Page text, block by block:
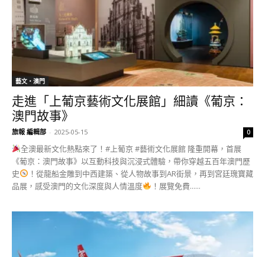
藝文‧澳門
走進「上葡京藝術文化展館」細讀《葡京：
澳門故事》
旅報 編輯部 - 2025-05-15 0
全澳最新文化熱點來了！#上葡京 #藝術文化展館 隆重開幕，首展
《葡京：澳門故事》以互動科技與沉浸式體驗，帶你穿越五百年澳門歷
史
！從龍船金雕到中西建築、從人物故事到AR街景，再到宮廷瑰寶藏
品展，感受澳門的文化深度與人情溫度
！展覽免費......